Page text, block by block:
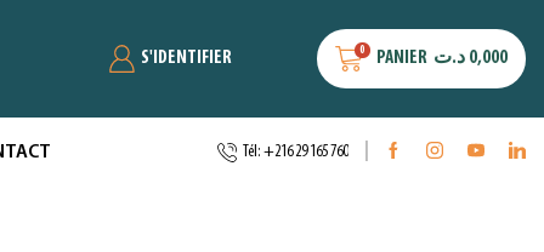
S'IDENTIFIER 0 PANIER 0,000 د.ت
Tél: +216 29 165 760